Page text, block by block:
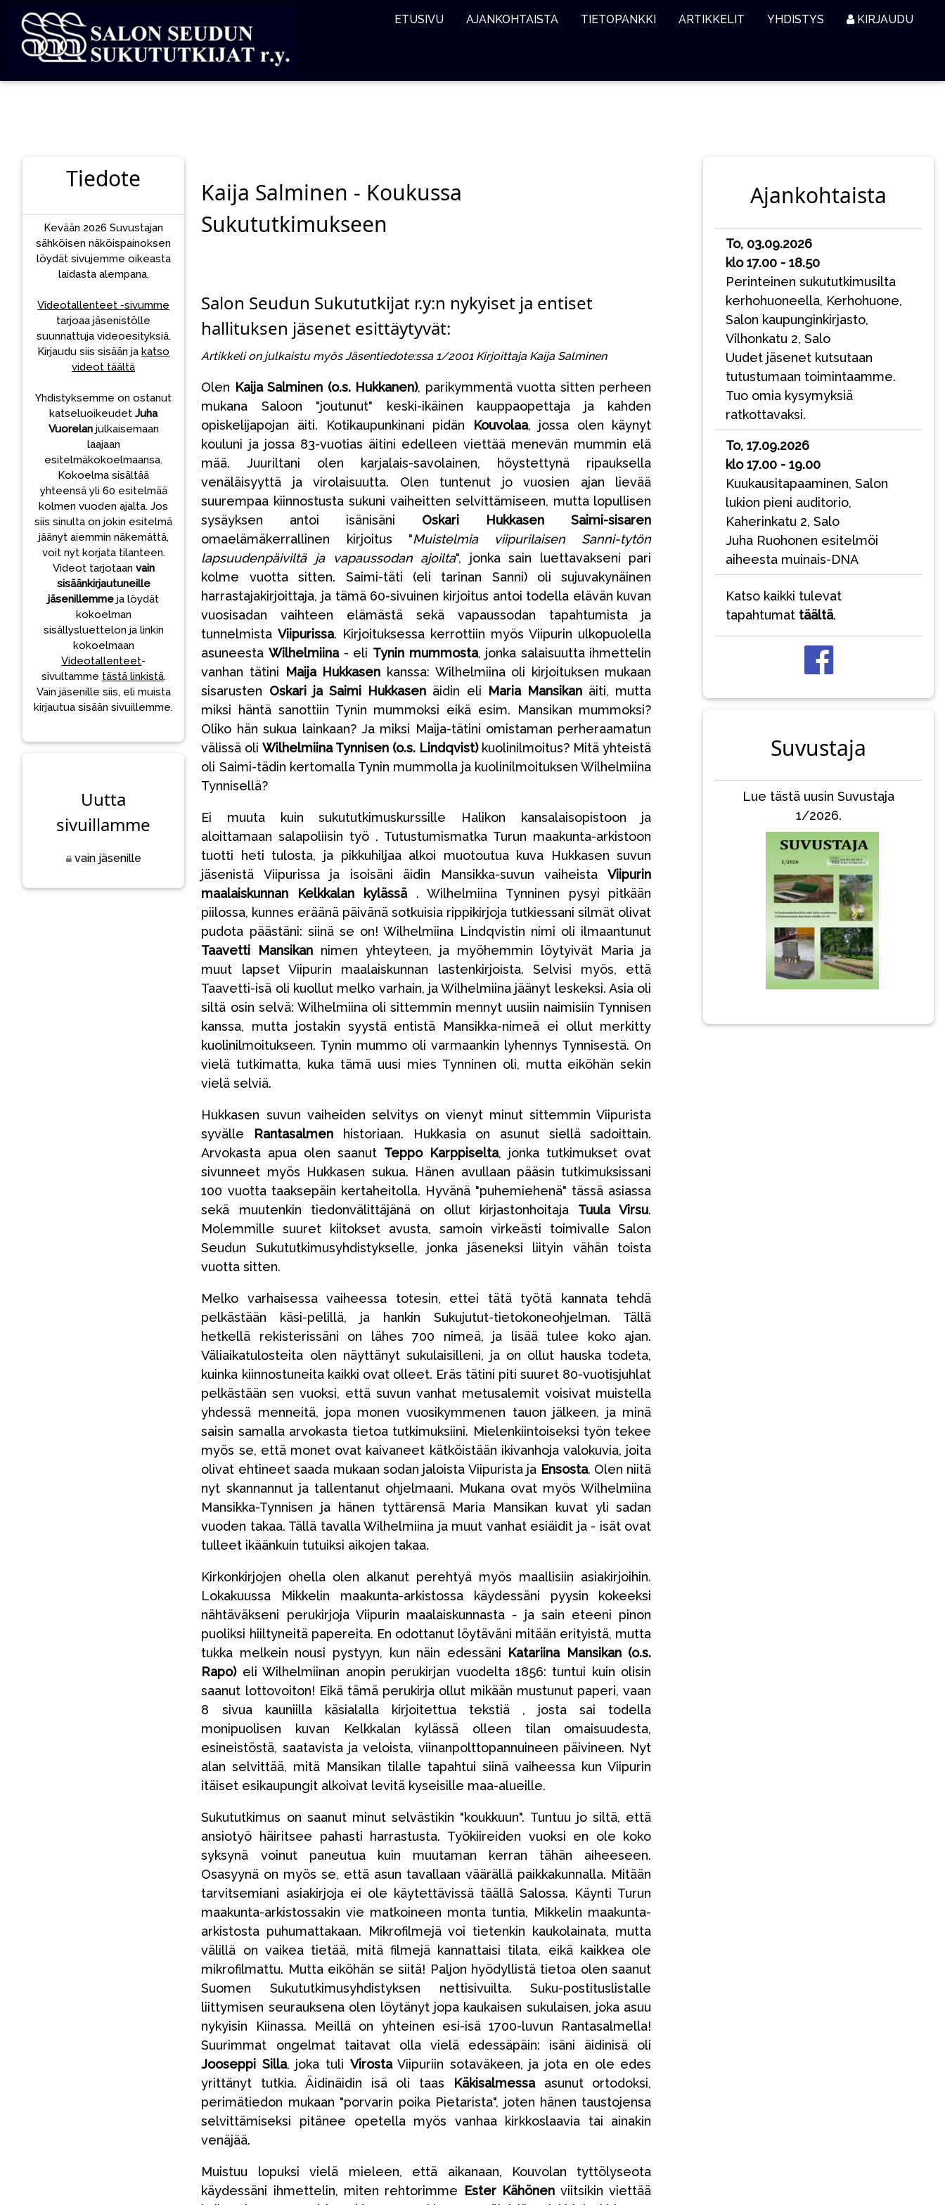
ETUSIVU AJANKOHTAISTA TIETOPANKKI ARTIKKELIT YHDISTYS KIRJAUDU
Ajankohtaista
To, 03.09.2026
klo 17.00 - 18.50
Perinteinen sukututkimusilta
kerhohuoneella, Kerhohuone,
Salon kaupunginkirjasto,
Vilhonkatu 2, Salo
Uudet jäsenet kutsutaan
tutustumaan toimintaamme.
Tuo omia kysymyksiä
ratkottavaksi.
To, 17.09.2026
klo 17.00 - 19.00
Kuukausitapaaminen, Salon
lukion pieni auditorio,
Kaherinkatu 2, Salo
Juha Ruohonen esitelmöi
aiheesta muinais-DNA
Katso kaikki tulevat
tapahtumat täältä.
Suvustaja
Lue tästä uusin Suvustaja
1/2026.
Tiedote
Kevään 2026 Suvustajan
sähköisen näköispainoksen
löydät sivujemme oikeasta
laidasta alempana.
Videotallenteet -sivumme
tarjoaa jäsenistölle
suunnattuja videoesityksiä.
Kirjaudu siis sisään jakatso
videot täältä
Yhdistyksemme on ostanut
katseluoikeudetJuha
Vuorelanjulkaisemaan
laajaan
esitelmäkokoelmaansa.
Kokoelma sisältää
yhteensä yli 60 esitelmää
kolmen vuoden ajalta. Jos
siis sinulta on jokin esitelmä
jäänyt aiemmin näkemättä,
voit nyt korjata tilanteen.
Videot tarjotaan vain
sisäänkirjautuneille
jäsenillemme ja löydät
kokoelman
sisällysluettelon ja linkin
kokoelmaan
Videotallenteet-
sivultamme tästä linkistä.
Vain jäsenille siis, eli muista
kirjautua sisään sivuillemme.
Uutta
sivuillamme
vain jäsenille
Kaija Salminen - Koukussa
Sukututkimukseen
Salon Seudun Sukututkijat r.y:n nykyiset ja entiset
hallituksen jäsenet esittäytyvät:
Artikkeli on julkaistu myös Jäsentiedote:ssa 1/2001 Kirjoittaja Kaija Salminen
Olen Kaija Salminen (o.s. Hukkanen), parikymmentä vuotta sitten perheen
mukana Saloon "joutunut" keski-ikäinen kauppaopettaja ja kahden
opiskelijapojan äiti. Kotikaupunkinani pidän
Kouvolaa, jossa olen käynyt
kouluni ja jossa 83-vuotias äitini edelleen viettää menevän mummin elä
mää. Juuriltani olen karjalais-savolainen, höystettynä ripauksella
venäläisyyttä ja virolaisuutta. Olen tuntenut jo vuosien ajan lievää
suurempaa kiinnostusta sukuni vaiheitten selvittämiseen, mutta lopullisen
sysäyksen antoi isänisäni Oskari Hukkasen
Saimi-sisaren
omaelämäkerrallinen kirjoitus "Muistelmia viipurilaisen Sanni-tytön
lapsuudenpäiviltä ja vapaussodan ajoilta", jonka sain luettavakseni pari
kolme vuotta sitten. Saimi-täti (eli tarinan Sanni) oli sujuvakynäinen
harrastajakirjoittaja, ja tämä 60-sivuinen kirjoitus antoi todella elävän kuvan
vuosisadan vaihteen elämästä sekä vapaussodan tapahtumista ja
tunnelmistaViipurissa. Kirjoituksessa kerrottiin myös Viipurin ulkopuolella
asuneestaWilhelmiina- eli Tynin mummosta, jonka salaisuutta ihmettelin
vanhan tätini Maija Hukkasen kanssa: Wilhelmiina oli kirjoituksen mukaan
sisarusten Oskari ja Saimi Hukkasen äidin eli Maria Mansikan äiti, mutta
miksi häntä sanottiin Tynin mummoksi eikä esim. Mansikan mummoksi?
Oliko hän sukua lainkaan? Ja miksi Maija-tätini omistaman perheraamatun
välissä oliWilhelmiina Tynnisen (o.s. Lindqvist)kuolinilmoitus? Mitä yhteistä
oli Saimi-tädin kertomalla Tynin mummolla ja kuolinilmoituksen Wilhelmiina
Tynnisellä?
Ei muuta kuin sukututkimuskurssille Halikon kansalaisopistoon ja
aloittamaan salapoliisin työ . Tutustumismatka Turun maakunta-arkistoon
tuotti heti tulosta, ja pikkuhiljaa alkoi muotoutua kuva Hukkasen suvun
jäsenistä Viipurissa ja isoisäni äidin Mansikka-suvun vaiheistaViipurin
maalaiskunnan Kelkkalan kylässä. Wilhelmiina Tynninen pysyi pitkään
piilossa, kunnes eräänä päivänä sotkuisia rippikirjoja tutkiessani silmät olivat
pudota päästäni: siinä se on! Wilhelmiina Lindqvistin nimi oli ilmaantunut
Taavetti Mansikan nimen yhteyteen, ja myöhemmin löytyivät Maria ja
muut lapset Viipurin maalaiskunnan lastenkirjoista. Selvisi myös, että
Taavetti-isä oli kuollut melko varhain, ja Wilhelmiina jäänyt leskeksi. Asia oli
siltä osin selvä: Wilhelmiina oli sittemmin mennyt uusiin naimisiin Tynnisen
kanssa, mutta jostakin syystä entistä Mansikka-nimeä ei ollut merkitty
kuolinilmoitukseen. Tynin mummo oli varmaankin lyhennys Tynnisestä. On
vielä tutkimatta, kuka tämä uusi mies Tynninen oli, mutta eiköhän sekin
vielä selviä.
Hukkasen suvun vaiheiden selvitys on vienyt minut sittemmin Viipurista
syvälle Rantasalmen historiaan. Hukkasia on asunut siellä sadoittain.
Arvokasta apua olen saanut Teppo Karppiselta, jonka tutkimukset ovat
sivunneet myös Hukkasen sukua. Hänen avullaan pääsin tutkimuksissani
100 vuotta taaksepäin kertaheitolla. Hyvänä "puhemiehenä" tässä asiassa
sekä muutenkin tiedonvälittäjänä on ollut kirjastonhoitaja Tuula Virsu.
Molemmille suuret kiitokset avusta, samoin virkeästi toimivalle Salon
Seudun Sukututkimusyhdistykselle, jonka jäseneksi liityin vähän toista
vuotta sitten.
Melko varhaisessa vaiheessa totesin, ettei tätä työtä kannata tehdä
pelkästään käsi-pelillä, ja hankin Sukujutut-tietokoneohjelman. Tällä
hetkellä rekisterissäni on lähes 700 nimeä, ja lisää tulee koko ajan.
Väliaikatulosteita olen näyttänyt sukulaisilleni, ja on ollut hauska todeta,
kuinka kiinnostuneita kaikki ovat olleet. Eräs tätini piti suuret 80-vuotisjuhlat
pelkästään sen vuoksi, että suvun vanhat metusalemit voisivat muistella
yhdessä menneitä, jopa monen vuosikymmenen tauon jälkeen, ja minä
saisin samalla arvokasta tietoa tutkimuksiini. Mielenkiintoiseksi työn tekee
myös se, että monet ovat kaivaneet kätköistään ikivanhoja valokuvia, joita
olivat ehtineet saada mukaan sodan jaloista Viipurista ja Ensosta. Olen niitä
nyt skannannut ja tallentanut ohjelmaani. Mukana ovat myös Wilhelmiina
Mansikka-Tynnisen ja hänen tyttärensä Maria Mansikan kuvat yli sadan
vuoden takaa. Tällä tavalla Wilhelmiina ja muut vanhat esiäidit ja - isät ovat
tulleet ikäänkuin tutuiksi aikojen takaa.
Kirkonkirjojen ohella olen alkanut perehtyä myös maallisiin asiakirjoihin.
Lokakuussa Mikkelin maakunta-arkistossa käydessäni pyysin kokeeksi
nähtäväkseni perukirjoja Viipurin maalaiskunnasta - ja sain eteeni pinon
puoliksi hiiltyneitä papereita. En odottanut löytäväni mitään erityistä, mutta
tukka melkein nousi pystyyn, kun näin edessäni Katariina Mansikan (o.s.
Rapo)eli Wilhelmiinan anopin perukirjan vuodelta 1856: tuntui kuin olisin
saanut lottovoiton! Eikä tämä perukirja ollut mikään mustunut paperi, vaan
8 sivua kauniilla käsialalla kirjoitettua tekstiä , josta sai todella
monipuolisen kuvan Kelkkalan kylässä olleen tilan omaisuudesta,
esineistöstä, saatavista ja veloista, viinanpolttopannuineen päivineen. Nyt
alan selvittää, mitä Mansikan tilalle tapahtui siinä vaiheessa kun Viipurin
itäiset esikaupungit alkoivat levitä kyseisille maa-alueille.
Sukututkimus on saanut minut selvästikin "koukkuun". Tuntuu jo siltä, että
ansiotyö häiritsee pahasti harrastusta. Työkiireiden vuoksi en ole koko
syksynä voinut paneutua kuin muutaman kerran tähän aiheeseen.
Osasyynä on myös se, että asun tavallaan väärällä paikkakunnalla. Mitään
tarvitsemiani asiakirjoja ei ole käytettävissä täällä Salossa. Käynti Turun
maakunta-arkistossakin vie matkoineen monta tuntia, Mikkelin maakunta-
arkistosta puhumattakaan. Mikrofilmejä voi tietenkin kaukolainata, mutta
välillä on vaikea tietää, mitä filmejä kannattaisi tilata, eikä kaikkea ole
mikrofilmattu. Mutta eiköhän se siitä! Paljon hyödyllistä tietoa olen saanut
Suomen Sukututkimusyhdistyksen nettisivuilta. Suku-postituslistalle
liittymisen seurauksena olen löytänyt jopa kaukaisen sukulaisen, joka asuu
nykyisin Kiinassa. Meillä on yhteinen esi-isä 1700-luvun Rantasalmella!
Suurimmat ongelmat taitavat olla vielä edessäpäin: isäni äidinisä oli
Jooseppi Silla, joka tuli VirostaViipuriin sotaväkeen, ja jota en ole edes
yrittänyt tutkia. Äidinäidin isä oli taas
Käkisalmessaasunut ortodoksi,
perimätiedon mukaan "porvarin poika Pietarista", joten hänen taustojensa
selvittämiseksi pitänee opetella myös vanhaa kirkkoslaavia tai ainakin
venäjää.
Muistuu lopuksi vielä mieleen, että aikanaan, Kouvolan tyttölyseota
käydessäni ihmettelin, miten rehtorimme Ester Kähönenviitsikin viettää